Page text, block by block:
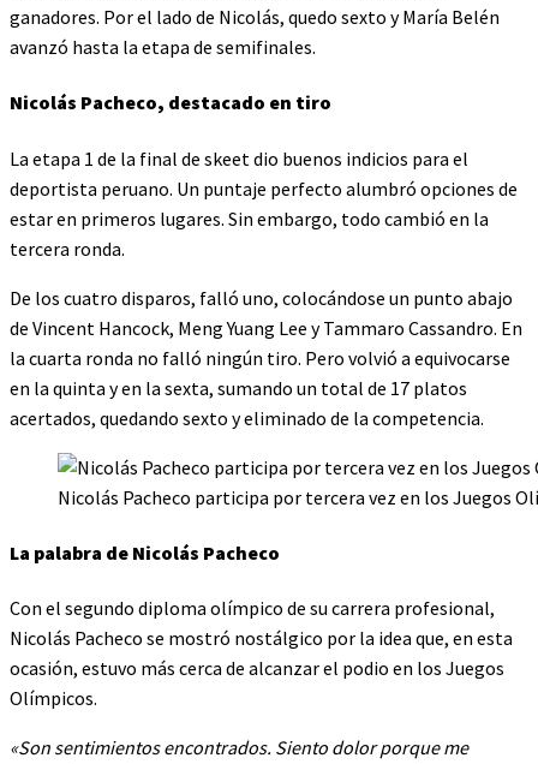
ganadores. Por el lado de Nicolás, quedo sexto y María Belén
avanzó hasta la etapa de semifinales.
Nicolás Pacheco, destacado en tiro
La etapa 1 de la final de skeet dio buenos indicios para el
deportista peruano. Un puntaje perfecto alumbró opciones de
estar en primeros lugares. Sin embargo, todo cambió en la
tercera ronda.
De los cuatro disparos, falló uno, colocándose un punto abajo
de Vincent Hancock, Meng Yuang Lee y Tammaro Cassandro. En
la cuarta ronda no falló ningún tiro. Pero volvió a equivocarse
en la quinta y en la sexta, sumando un total de 17 platos
acertados, quedando sexto y eliminado de la competencia.
Nicolás Pacheco participa por tercera vez en los Juegos
La palabra de Nicolás Pacheco
Con el segundo diploma olímpico de su carrera profesional,
Nicolás Pacheco se mostró nostálgico por la idea que, en esta
ocasión, estuvo más cerca de alcanzar el podio en los Juegos
Olímpicos.
«Son sentimientos encontrados. Siento dolor porque me